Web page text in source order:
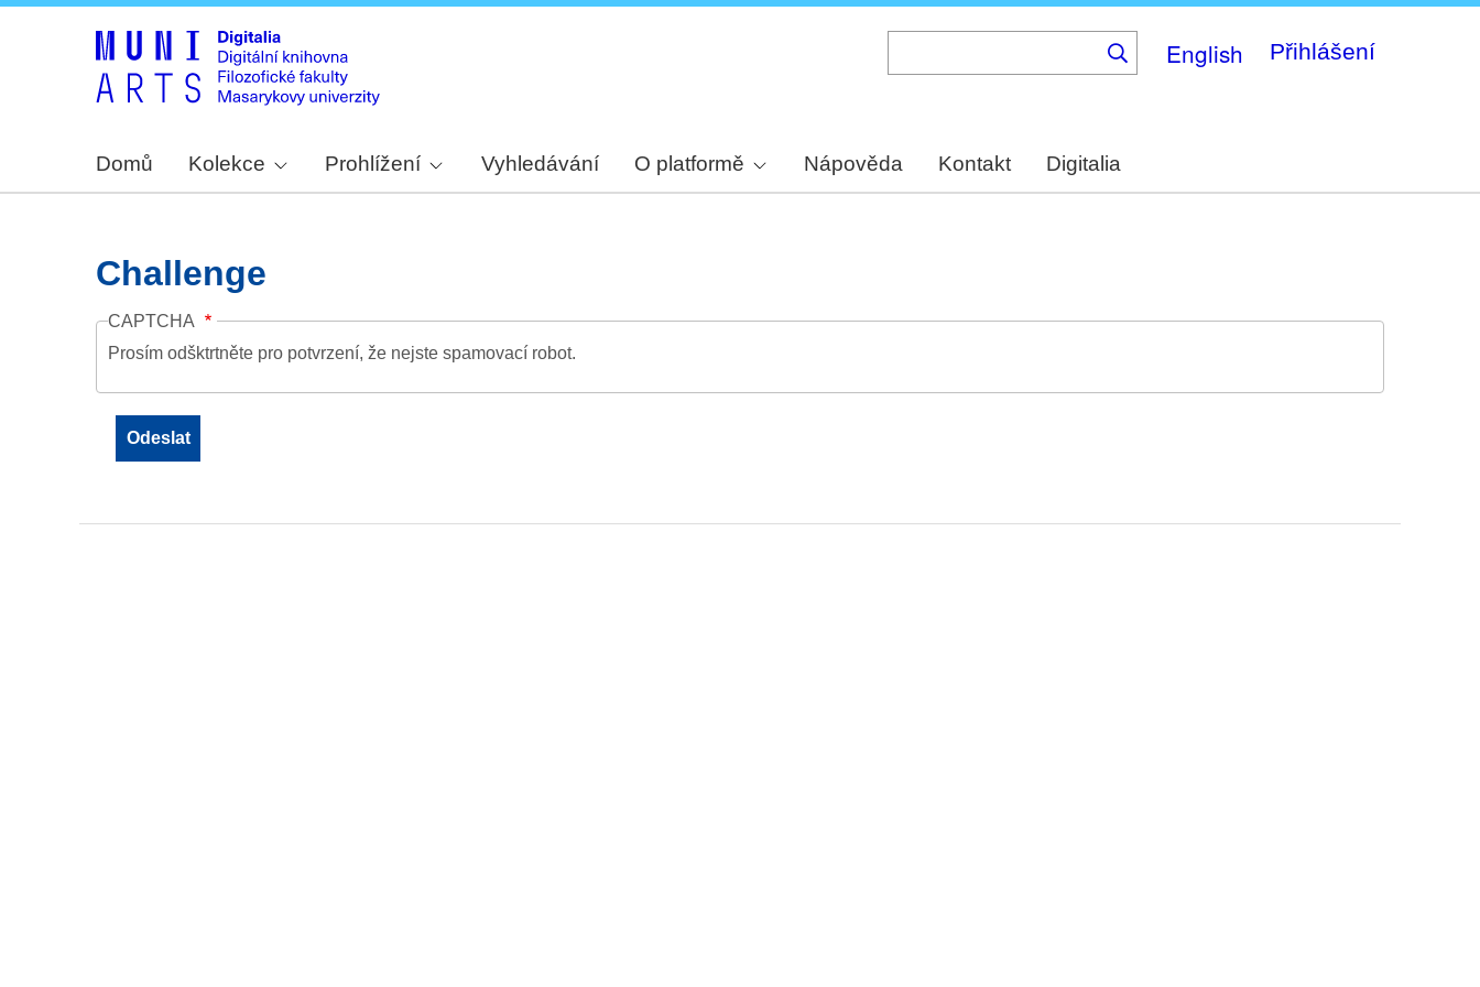
English Přihlášení
Domů Kolekce Prohlížení Vyhledávání O platformě Nápověda Kontakt Digitalia
Challenge
CAPTCHA
Prosím odšktrtněte pro potvrzení, že nejste spamovací robot.